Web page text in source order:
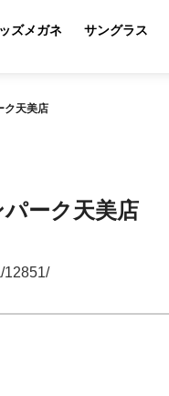
ズメガネ サングラス
ク天美店
ーク天美店
12851/